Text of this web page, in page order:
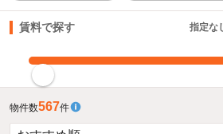
賃料で探す 指定な
物件数567件